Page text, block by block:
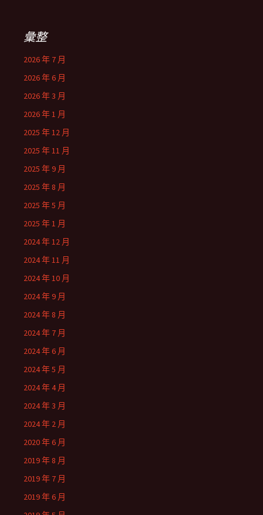
彙整
2026 年 7 月
2026 年 6 月
2026 年 3 月
2026 年 1 月
2025 年 12 月
2025 年 11 月
2025 年 9 月
2025 年 8 月
2025 年 5 月
2025 年 1 月
2024 年 12 月
2024 年 11 月
2024 年 10 月
2024 年 9 月
2024 年 8 月
2024 年 7 月
2024 年 6 月
2024 年 5 月
2024 年 4 月
2024 年 3 月
2024 年 2 月
2020 年 6 月
2019 年 8 月
2019 年 7 月
2019 年 6 月